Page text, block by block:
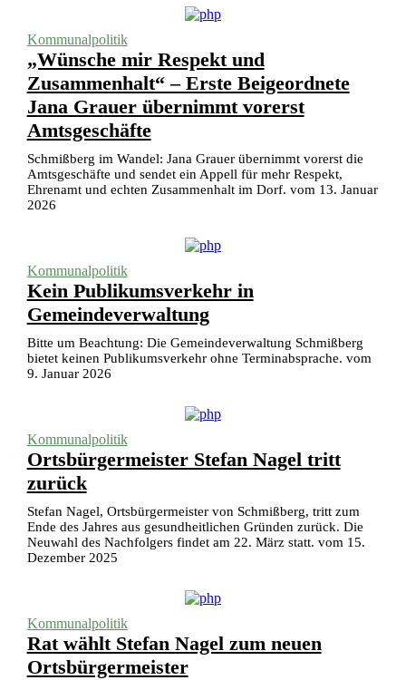
Kommunalpolitik
„Wünsche mir Respekt und
Zusammenhalt“ – Erste Beigeordnete
Jana Grauer übernimmt vorerst
Amtsgeschäfte
Schmißberg im Wandel: Jana Grauer übernimmt vorerst die
Amtsgeschäfte und sendet ein Appell für mehr Respekt,
Ehrenamt und echten Zusammenhalt im Dorf. vom 13. Januar
2026
Kommunalpolitik
Kein Publikumsverkehr in
Gemeindeverwaltung
Bitte um Beachtung: Die Gemeindeverwaltung Schmißberg
bietet keinen Publikumsverkehr ohne Terminabsprache. vom
9. Januar 2026
Kommunalpolitik
Ortsbürgermeister Stefan Nagel tritt
zurück
Stefan Nagel, Ortsbürgermeister von Schmißberg, tritt zum
Ende des Jahres aus gesundheitlichen Gründen zurück. Die
Neuwahl des Nachfolgers findet am 22. März statt. vom 15.
Dezember 2025
Kommunalpolitik
Rat wählt Stefan Nagel zum neuen
Ortsbürgermeister